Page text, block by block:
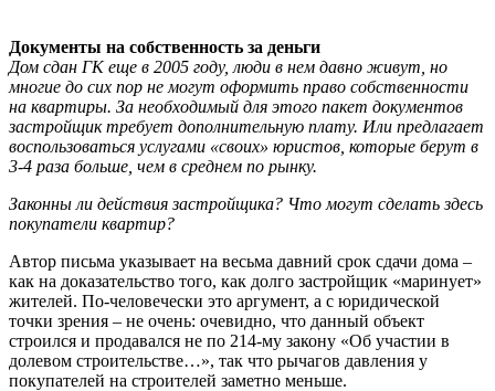
Документы на собственность за деньги
Дом сдан ГК еще в 2005 году, люди в нем давно живут, но
многие до сих пор не могут оформить право собственности
на квартиры. За необходимый для этого пакет документов
застройщик требует дополнительную плату. Или предлагает
воспользоваться услугами «своих» юристов, которые берут в
3-4 раза больше, чем в среднем по рынку.
Законны ли действия застройщика? Что могут сделать здесь
покупатели квартир?
Автор письма указывает на весьма давний срок сдачи дома –
как на доказательство того, как долго застройщик «маринует»
жителей. По-человечески это аргумент, а с юридической
точки зрения – не очень: очевидно, что данный объект
строился и продавался не по 214-му закону «Об участии в
долевом строительстве…», так что рычагов давления у
покупателей на строителей заметно меньше.